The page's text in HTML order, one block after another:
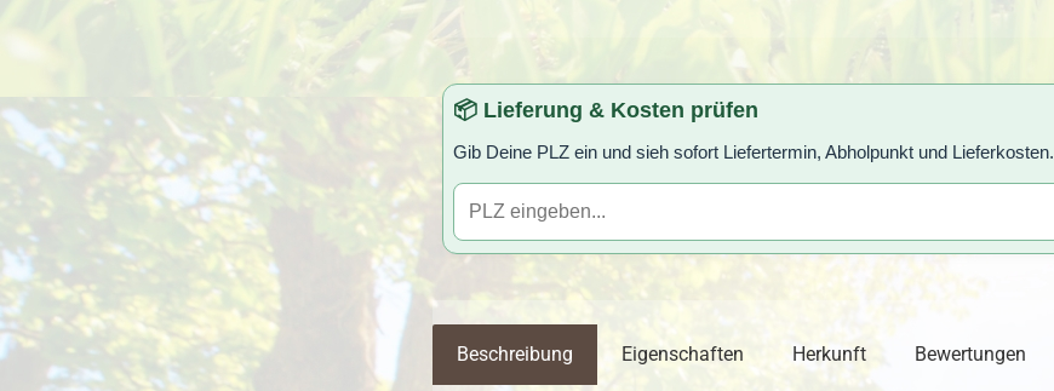
📦 Lieferung & Kosten prüfen
Gib Deine PLZ ein und sieh sofort Liefertermin, Abholpunkt und Lieferkosten.
Beschreibung Eigenschaften Herkunft Bewertungen